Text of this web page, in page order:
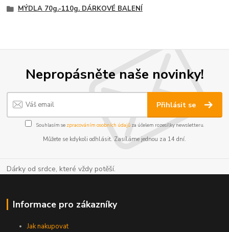
MÝDLA 70g.-110g. DÁRKOVÉ BALENÍ
Nepropásněte naše novinky!
Přihlásit se
Souhlasím se zpracováním osobních údajůza účelem rozesílky newsletteru.
Můžete se kdykoli odhlásit. Zasíláme jednou za 14 dní.
Dárky od srdce, které vždy potěší.
Informace pro zákazníky
Jak nakupovat